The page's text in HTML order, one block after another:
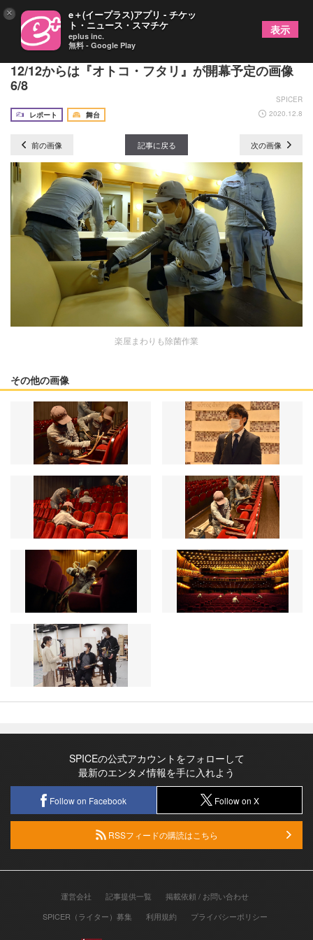
シアタークリエで感染症対策の除菌作業を公開
12/12からは『オトコ・フタリ』が開幕予定の画像
6/8
SPICER
レポート
舞台 2020.12.8
前の画像 記事に戻る 次の画像
楽屋まわりも除菌作業
その他の画像
SPICEの公式アカウントをフォローして
最新のエンタメ情報を手に入れよう
Follow on Facebook Follow on X
RSSフィードの購読はこちら
運営会社 記事提供一覧
掲載依頼 / お問い合わせ
SPICER（ライター）募集
利用規約 プライバシーポリシー
× e＋(イープラス)アプリ - チケッ
ト・ニュース・スマチケ
eplus inc.
無料 - Google Play
表示